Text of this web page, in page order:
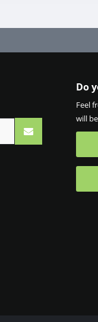
Do
Feel
will